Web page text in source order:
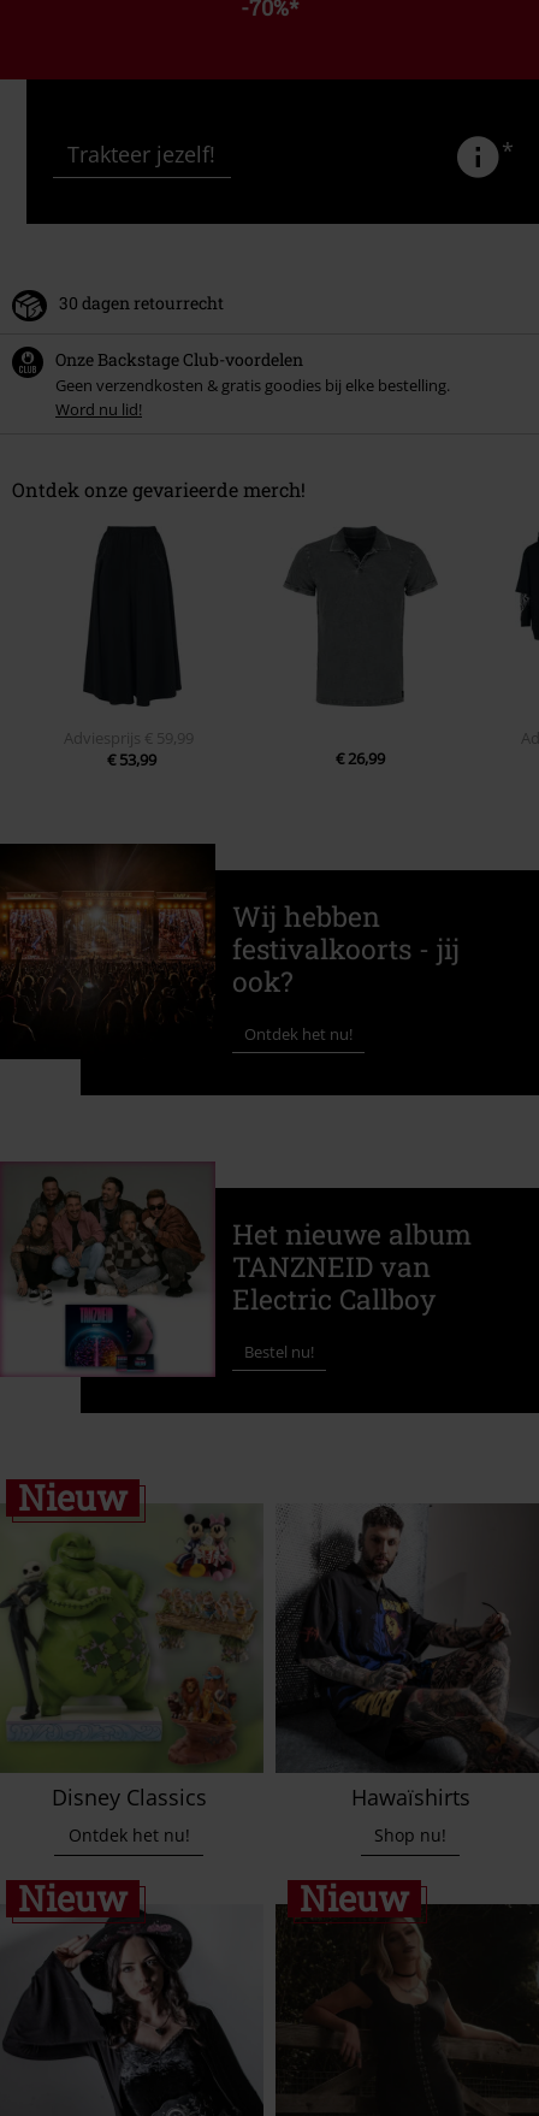
-70%*
Trakteer jezelf! *
30 dagen retourrecht
Onze Backstage Club-voordelen
Geen verzendkosten & gratis goodies bij elke bestelling.
Word nu lid!
Ontdek onze gevarieerde merch!
Adviesprijs
€ 59,99
€ 53,99
€ 26,99
Wij hebben
festivalkoorts - jij
ook?
Ontdek het nu!
Het nieuwe album
TANZNEID van
Electric Callboy
Bestel nu!
Nieuw
Disney Classics
Ontdek het nu!
Hawaïshirts
Shop nu!
Nieuw Nieuw